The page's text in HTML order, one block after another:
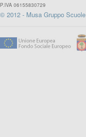
P.IVA 06155830729
© 2012 - Musa Gruppo Scuole